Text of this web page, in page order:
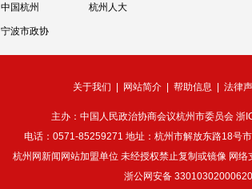
中国杭州 杭州人大
宁波市政协
关于我们 网站简介 帮助信息 法律
主办：中国人民政治协商会议杭州市委员会 浙
电话：0571-85259271 地址：杭州市解放东路18号
杭州网新闻网站加盟单位 未经授权禁止复制或镜像 网络
浙公网安备